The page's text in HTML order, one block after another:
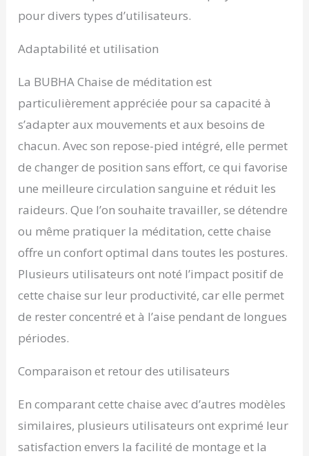
synthétique résistant
supérieure, facile à
Découvrez la différence
d'une chaise conçue par
les méditants. Nos
caractéristiques
confort, une stabilité et
un soutien inégalés,
une pratique plus
profonde et ciblée.
pour divers types d’utilisateurs.
Adaptabilité et utilisation
La BUBHA Chaise de méditation est
particulièrement appréciée pour sa capacité à
s’adapter aux mouvements et aux besoins de
chacun. Avec son repose-pied intégré, elle permet
de changer de position sans effort, ce qui favorise
une meilleure circulation sanguine et réduit les
raideurs. Que l’on souhaite travailler, se détendre
ou même pratiquer la méditation, cette chaise
offre un confort optimal dans toutes les postures.
Plusieurs utilisateurs ont noté l’impact positif de
cette chaise sur leur productivité, car elle permet
de rester concentré et à l’aise pendant de longues
périodes.
Comparaison et retour des utilisateurs
En comparant cette chaise avec d’autres modèles
similaires, plusieurs utilisateurs ont exprimé leur
satisfaction envers la facilité de montage et la